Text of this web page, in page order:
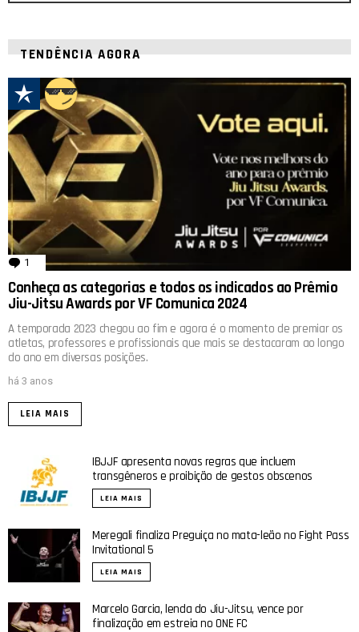
TENDÊNCIA AGORA
1 comentário
Conheça as categorias e todos os indicados ao Prêmio
Jiu-Jitsu Awards por VF Comunica 2024
A temporada 2023 chegou ao fim e agora é o momento de premiar os
atletas, professores e profissionais que mais se destacaram ao longo
do ano em diversas posições.
há 3 anos
LEIA MAIS
IBJJF apresenta novas regras que incluem
transgêneros e proibição de gestos obscenos
LEIA MAIS
Meregali finaliza Preguiça no mata-leão no Fight Pass
Invitational 5
LEIA MAIS
Marcelo Garcia, lenda do Jiu-Jitsu, vence por
finalização em estreia no ONE FC